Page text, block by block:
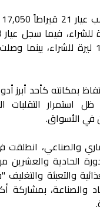
ليرة للمبيع و14,300 ليرة للشراء،
بمكانته كأحد أبرز
استمرار التقلبات
في الأسواق.
والصناعي، انطلقت
الحادية والعشرين